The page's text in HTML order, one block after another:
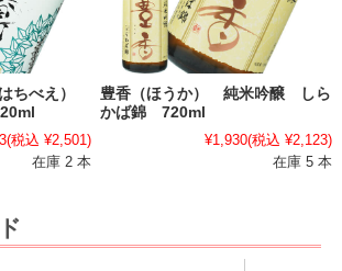
ちべえ）
(税込 ¥2,501)
在庫 2 本
豊香（ほうか） 純米吟醸 しら
かば錦 720ml
¥1,930(税込 ¥2,123)
在庫 5 本